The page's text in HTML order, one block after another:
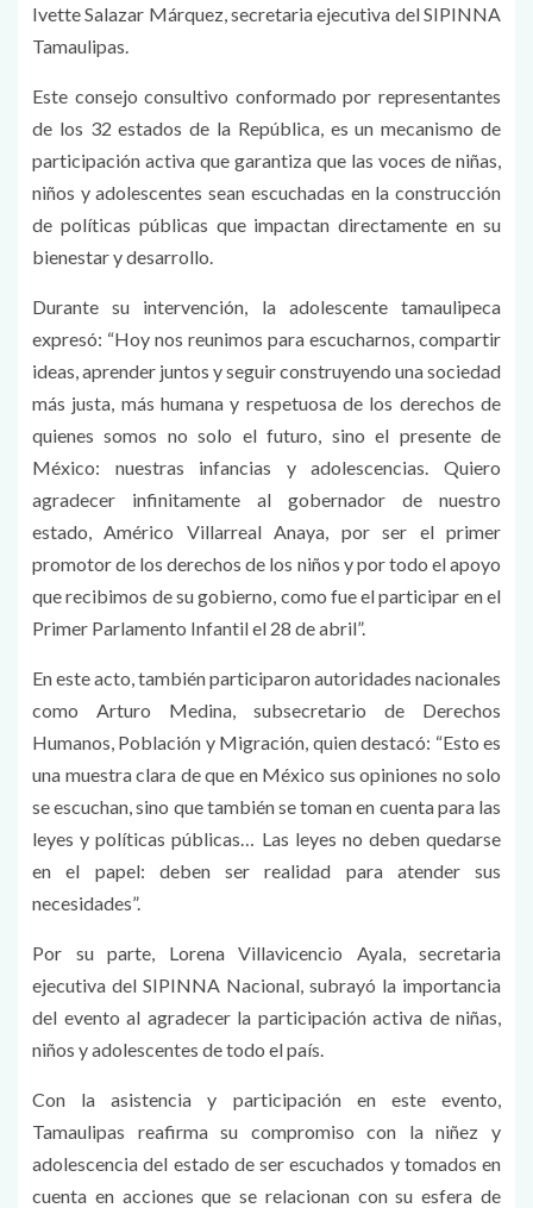
Ivette Salazar Márquez, secretaria ejecutiva del SIPINNA
Tamaulipas.
Este consejo consultivo conformado por representantes
de los 32 estados de la República, es un mecanismo de
participación activa que garantiza que las voces de niñas,
niños y adolescentes sean escuchadas en la construcción
de políticas públicas que impactan directamente en su
bienestar y desarrollo.
Durante su intervención, la adolescente tamaulipeca
expresó: “Hoy nos reunimos para escucharnos, compartir
ideas, aprender juntos y seguir construyendo una sociedad
más justa, más humana y respetuosa de los derechos de
quienes somos no solo el futuro, sino el presente de
México: nuestras infancias y adolescencias. Quiero
agradecer infinitamente al gobernador de nuestro
estado, Américo Villarreal Anaya, por ser el primer
promotor de los derechos de los niños y por todo el apoyo
que recibimos de su gobierno, como fue el participar en el
Primer Parlamento Infantil el 28 de abril”.
En este acto, también participaron autoridades nacionales
como Arturo Medina, subsecretario de Derechos
Humanos, Población y Migración, quien destacó: “Esto es
una muestra clara de que en México sus opiniones no solo
se escuchan, sino que también se toman en cuenta para las
leyes y políticas públicas… Las leyes no deben quedarse
en el papel: deben ser realidad para atender sus
necesidades”.
Por su parte, Lorena Villavicencio Ayala, secretaria
ejecutiva del SIPINNA Nacional, subrayó la importancia
del evento al agradecer la participación activa de niñas,
niños y adolescentes de todo el país.
Con la asistencia y participación en este evento,
Tamaulipas reafirma su compromiso con la niñez y
adolescencia del estado de ser escuchados y tomados en
cuenta en acciones que se relacionan con su esfera de